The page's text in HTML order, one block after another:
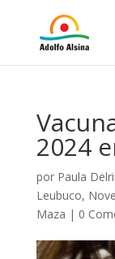
2024
por Paula
Leubuco,
Maza | 0